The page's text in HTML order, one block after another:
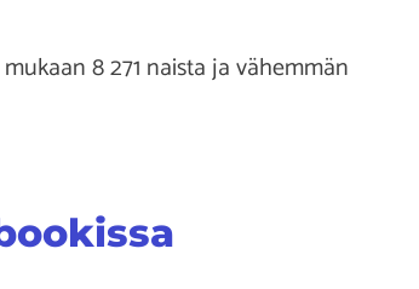
8 271 naista ja vähemmän